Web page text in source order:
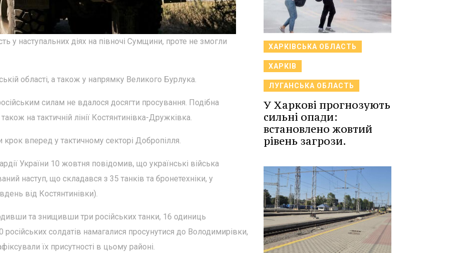
у наступальних діях на півночі Сумщини, проте не змогли
області, а також у напрямку Великого Бурлука.
силам не вдалося досягти просування. Подібна
на тактичній лінії Костянтинівка-Дружківка.
вперед у тактичному секторі Добропілля.
України 10 жовтня повідомив, що українські війська
наступ, що складався з 35 танків та бронетехніки, у
від Костянтинівки).
та знищивши три російських танки, 16 одиниць
солдатів намагалися просунутися до Володимирівки,
їх присутності в цьому районі.
ХАРКІВСЬКА ОБЛАСТЬ
ХАРКІВ
ЛУГАНСЬКА ОБЛАСТЬ
У Харкові прогнозують
сильні опади:
встановлено жовтий
рівень загрози.